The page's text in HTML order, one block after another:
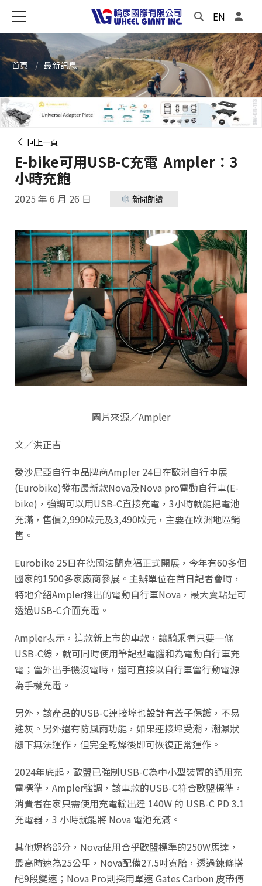
EN
首頁 最新訊息
回上一頁
E-bike可用USB-C充電 Ampler：3
小時充飽
2025 年 6 月 26 日 新聞朗讀
圖片來源／Ampler
文／洪正吉
愛沙尼亞自行車品牌商Ampler 24日在歐洲自行車展
(Eurobike)發布最新款Nova及Nova pro電動自行車(E-
bike)，強調可以用USB-C直接充電，3小時就能把電池
充滿，售價2,990歐元及3,490歐元，主要在歐洲地區銷
售。
Eurobike 25日在德國法蘭克福正式開展，今年有60多個
國家的1500多家廠商參展。主辦單位在首日記者會時，
特地介紹Ampler推出的電動自行車Nova，最大賣點是可
透過USB-C介面充電。
Ampler表示，這款新上市的車款，讓騎乘者只要一條
USB-C線，就可同時使用筆記型電腦和為電動自行車充
電；當外出手機沒電時，還可直接以自行車當行動電源
為手機充電。
另外，該產品的USB-C連接埠也設計有蓋子保護，不易
進灰。另外還有防風雨功能，如果連接埠受潮，潮濕狀
態下無法運作，但完全乾燥後即可恢復正常運作。
2024年底起，歐盟已強制USB-C為中小型裝置的通用充
電標準，Ampler強調，該車款的USB-C符合歐盟標準，
消費者在家只需使用充電輸出達 140W 的 USB-C PD 3.1
充電器，3 小時就能將 Nova 電池充滿。
其他規格部分，Nova使用合乎歐盟標準的250W馬達，
最高時速為25公里，Nova配備27.5吋寬胎，透過鍊條搭
配9段變速；Nova Pro則採用單速 Gates Carbon 皮帶傳